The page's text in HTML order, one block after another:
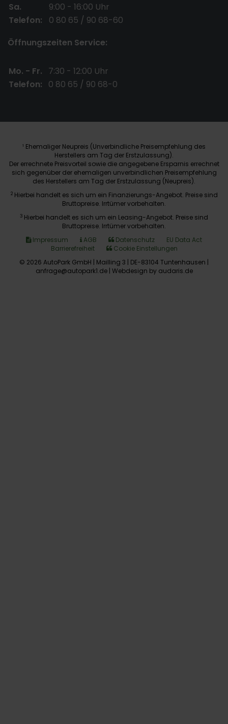
Sa.
9:00 - 16:00 Uhr
Telefon:
0 80 65 / 90 68-60
Öffnungszeiten Service:
Mo. - Fr.
7:30 - 12:00 Uhr
Telefon:
0 80 65 / 90 68-0
1 Ehemaliger Neupreis (Unverbindliche Preisempfehlung des
Herstellers am Tag der Erstzulassung).
Der errechnete Preisvorteil sowie die angegebene Ersparnis errechnet
sich gegenüber der ehemaligen unverbindlichen Preisempfehlung
des Herstellers am Tag der Erstzulassung (Neupreis).
2 Hierbei handelt es sich um ein Finanzierungs-Angebot. Preise sind
Bruttopreise. Irrtümer vorbehalten.
3 Hierbei handelt es sich um ein Leasing-Angebot. Preise sind
Bruttopreise. Irrtümer vorbehalten.
Impressum
AGB Datenschutz
EU Data Act
Barrierefreiheit
Cookie Einstellungen
© 2026 AutoPark GmbH | Mailling 3 | DE-83104 Tuntenhausen |
anfrage@autopark1.de | Webdesign by audaris.de